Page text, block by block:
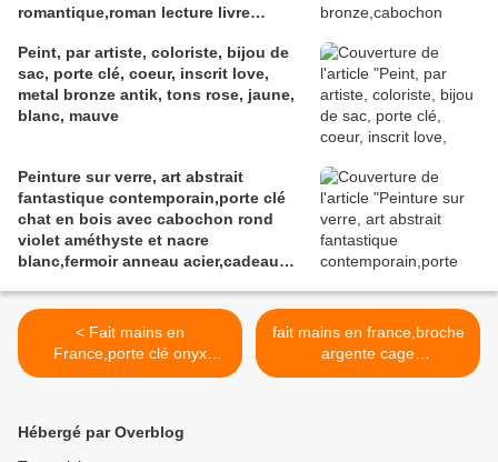
romantique,roman lecture livre
gris marron
Peint, par artiste, coloriste, bijou de
sac, porte clé, coeur, inscrit love,
metal bronze antik, tons rose, jaune,
blanc, mauve
Peinture sur verre, art abstrait
fantastique contemporain,porte clé
chat en bois avec cabochon rond
violet améthyste et nacre
blanc,fermoir anneau acier,cadeau
< Fait mains en
France,porte clé onyx
noir,pierre semi
18x25,fleuri,fermoir anneau
fait mains en france,broche
argente cage
oiseaux,fermoir
Hébergé par Overblog